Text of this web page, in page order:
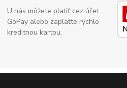
U nás môžete platiť cez účet
GoPay alebo zaplaťte rýchlo
kreditnou kartou.